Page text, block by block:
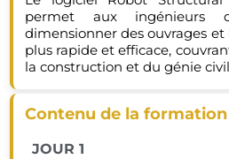
permet aux
dimensionner des ouvrages
plus rapide et efficace,
la construction et du génie
Contenu de la formation
JOUR 1